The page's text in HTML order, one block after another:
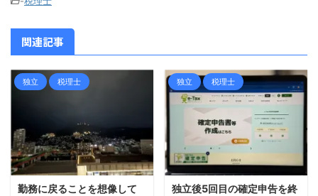
関連記事
独立 税理士
勤務に戻ることを想像して
独立 税理士
独立後5回目の確定申告を終